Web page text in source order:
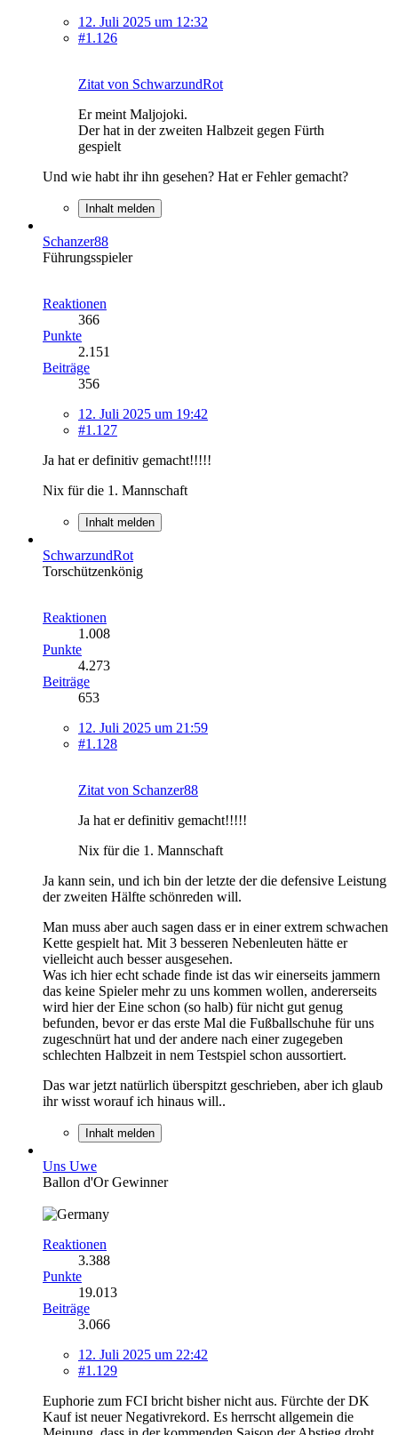
12. Juli 2025 um 12:32
#1.126
Zitat von SchwarzundRot
Er meint Maljojoki.
Der hat in der zweiten Halbzeit gegen Fürth
gespielt
Und wie habt ihr ihn gesehen? Hat er Fehler gemacht?
Inhalt melden
Schanzer88
Führungsspieler
Reaktionen
366
Punkte
2.151
Beiträge
356
12. Juli 2025 um 19:42
#1.127
Ja hat er definitiv gemacht!!!!!
Nix für die 1. Mannschaft
Inhalt melden
SchwarzundRot
Torschützenkönig
Reaktionen
1.008
Punkte
4.273
Beiträge
653
12. Juli 2025 um 21:59
#1.128
Zitat von Schanzer88
Ja hat er definitiv gemacht!!!!!
Nix für die 1. Mannschaft
Ja kann sein, und ich bin der letzte der die defensive Leistung
der zweiten Hälfte schönreden will.
Man muss aber auch sagen dass er in einer extrem schwachen
Kette gespielt hat. Mit 3 besseren Nebenleuten hätte er
vielleicht auch besser ausgesehen.
Was ich hier echt schade finde ist das wir einerseits jammern
das keine Spieler mehr zu uns kommen wollen, andererseits
wird hier der Eine schon (so halb) für nicht gut genug
befunden, bevor er das erste Mal die Fußballschuhe für uns
zugeschnürt hat und der andere nach einer zugegeben
schlechten Halbzeit in nem Testspiel schon aussortiert.
Das war jetzt natürlich überspitzt geschrieben, aber ich glaub
ihr wisst worauf ich hinaus will..
Inhalt melden
Uns Uwe
Ballon d'Or Gewinner
Reaktionen
3.388
Punkte
19.013
Beiträge
3.066
12. Juli 2025 um 22:42
#1.129
Euphorie zum FCI bricht bisher nicht aus. Fürchte der DK
Kauf ist neuer Negativrekord. Es herrscht allgemein die